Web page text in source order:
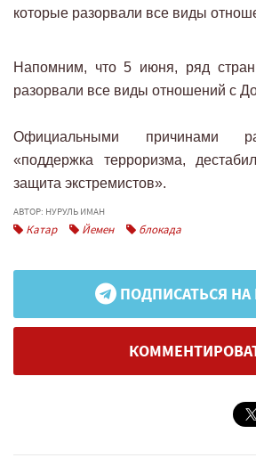
которые разорвали все виды
Напомним, что 5 июня, ряд стран
разорвали все виды отношений с
Официальными причинами
«поддержка терроризма,
защита экстремистов».
АВТОР: НУРУЛЬ ИМАН
Катар Йемен блокада
ПОДПИСАТЬСЯ НА